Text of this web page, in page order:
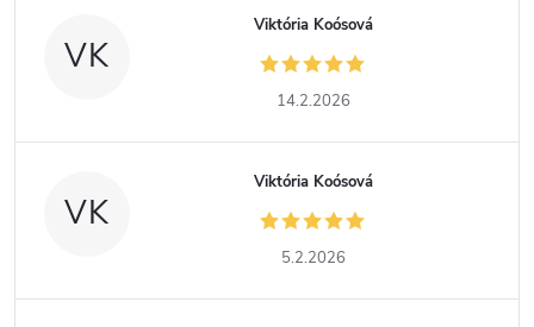
VK
Viktória Koósová
14.2.2026
VK
Viktória Koósová
5.2.2026